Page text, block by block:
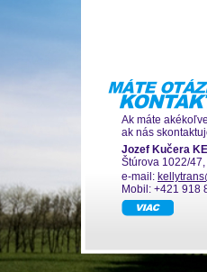
Ak máte
ak nás
Jozef Kučera
Štúrova 1022/
e-mail:
Mobil: +421 918